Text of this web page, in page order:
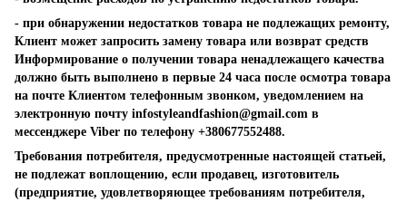
- при обнаружении недостатков товара не подлежащих ремонту,
Клиент может запросить замену товара или возврат средств
Информирование о получении товара ненадлежащего качества
должно быть выполнено в первые 24 часа после осмотра товара
на почте Клиентом телефонным звонком, уведомлением на
электронную почту infostyleandfashion@gmail.com в
мессенджере Viber по телефону +380677552488.
Требования потребителя, предусмотренные настоящей статьей,
не подлежат воплощению, если продавец, изготовитель
(предприятие, удовлетворяющее требованиям потребителя,